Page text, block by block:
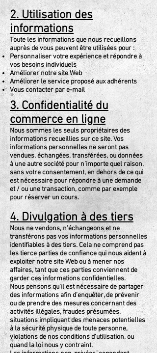
2. Utilisation des
informations
Toute les informations que nous recueillons
auprès de vous peuvent être utilisées pour :
Personnaliser votre expérience et répondre à
vos besoins individuels
Améliorer notre site Web
Améliorer le service proposé aux adhérents
Vous contacter par e-mail
3. Confidentialité du
commerce en ligne
Nous sommes les seuls propriétaires des
informations recueillies sur ce site. Vos
informations personnelles ne seront pas
vendues, échangées, transférées, ou données
à une autre société pour n’importe quel raison,
sans votre consentement, en dehors de ce qui
est nécessaire pour répondre à une demande
et / ou une transaction, comme par exemple
pour réserver un cours.
4. Divulgation à des tiers
Nous ne vendons, n’échangeons et ne
transférons pas vos informations personnelles
identifiables à des tiers. Cela ne comprend pas
les tierce parties de confiance qui nous aident à
exploiter notre site Web ou à mener nos
affaires, tant que ces parties conviennent de
garder ces informations confidentielles.
Nous pensons qu’il est nécessaire de partager
des informations afin d’enquêter, de prévenir
ou de prendre des mesures concernant des
activités illégales, fraudes présumées,
situations impliquant des menaces potentielles
à la sécurité physique de toute personne,
violations de nos conditions d’utilisation, ou
quand la loi nous y contraint.